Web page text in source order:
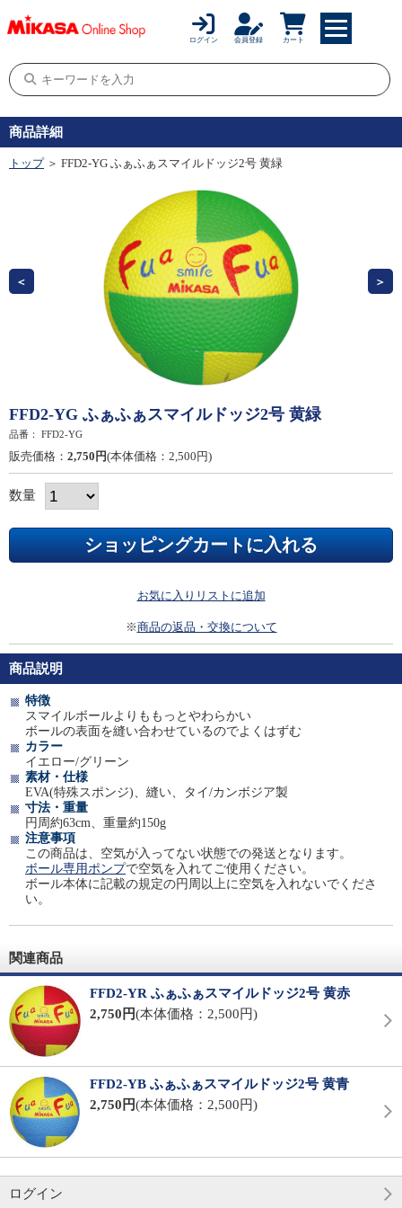
ログイン 会員登録 カート
商品詳細
トップ＞ FFD2-YG ふぁふぁスマイルドッジ2号 黄緑
FFD2-YG ふぁふぁスマイルドッジ2号 黄緑
品番： FFD2-YG
販売価格： 2,750円(本体価格：2,500円)
数量
お気に入りリストに追加
※商品の返品・交換について
商品説明
特徴
スマイルボールよりももっとやわらかい
ボールの表面を縫い合わせているのでよくはずむ
カラー
イエロー/グリーン
素材・仕様
EVA(特殊スポンジ)、縫い、タイ/カンボジア製
寸法・重量
円周約63cm、重量約150g
注意事項
この商品は、空気が入ってない状態での発送となります。
ボール専用ポンプで空気を入れてご使用ください。
ボール本体に記載の規定の円周以上に空気を入れないでくださ
い。
関連商品
FFD2-YR ふぁふぁスマイルドッジ2号 黄赤
2,750円(本体価格：2,500円)
FFD2-YB ふぁふぁスマイルドッジ2号 黄青
2,750円(本体価格：2,500円)
ログイン